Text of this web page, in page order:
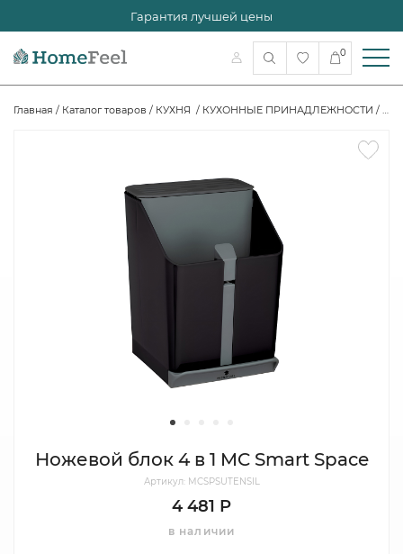
Гарантия лучшей цены
0
Главная / Каталог товаров / КУХНЯ / КУХОННЫЕ ПРИНАДЛЕЖНОСТИ /
Ножевой блок 4 в 1 MC Smart Space
Артикул: MCSPSUTENSIL
4 481 Р
в наличии